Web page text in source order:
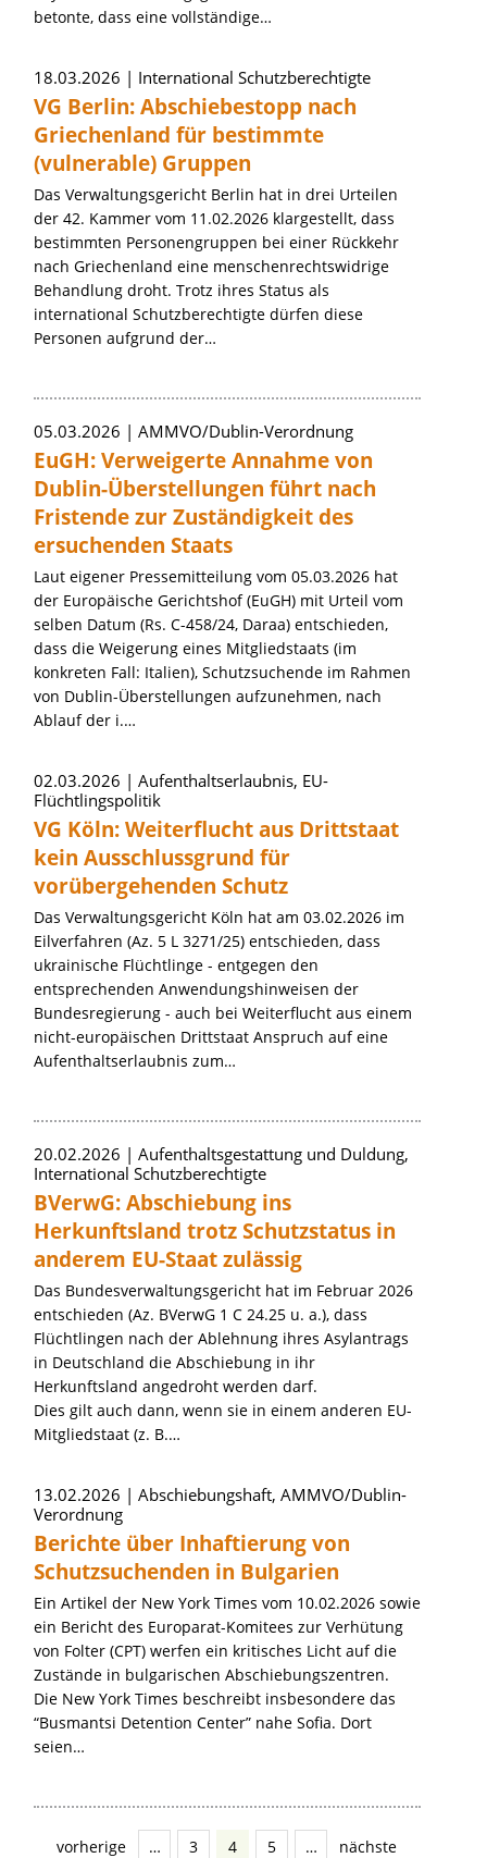
betonte, dass eine vollständige…
18.03.2026 International Schutzberechtigte
VG Berlin: Abschiebestopp nach
Griechenland für bestimmte
(vulnerable) Gruppen
Das Verwaltungsgericht Berlin hat in drei Urteilen
der 42. Kammer vom 11.02.2026 klargestellt, dass
bestimmten Personengruppen bei einer Rückkehr
nach Griechenland eine menschenrechtswidrige
Behandlung droht. Trotz ihres Status als
international Schutzberechtigte dürfen diese
Personen aufgrund der…
05.03.2026 AMMVO/Dublin-Verordnung
EuGH: Verweigerte Annahme von
Dublin-Überstellungen führt nach
Fristende zur Zuständigkeit des
ersuchenden Staats
Laut eigener Pressemitteilung vom 05.03.2026 hat
der Europäische Gerichtshof (EuGH) mit Urteil vom
selben Datum (Rs. C-458/24, Daraa) entschieden,
dass die Weigerung eines Mitgliedstaats (im
konkreten Fall: Italien), Schutzsuchende im Rahmen
von Dublin-Überstellungen aufzunehmen, nach
Ablauf der i.…
02.03.2026
Aufenthaltserlaubnis, EU-
Flüchtlingspolitik
VG Köln: Weiterflucht aus Drittstaat
kein Ausschlussgrund für
vorübergehenden Schutz
Das Verwaltungsgericht Köln hat am 03.02.2026 im
Eilverfahren (Az. 5 L 3271/25) entschieden, dass
ukrainische Flüchtlinge - entgegen den
entsprechenden Anwendungshinweisen der
Bundesregierung - auch bei Weiterflucht aus einem
nicht-europäischen Drittstaat Anspruch auf eine
Aufenthaltserlaubnis zum…
20.02.2026
Aufenthaltsgestattung und Duldung,
International Schutzberechtigte
BVerwG: Abschiebung ins
Herkunftsland trotz Schutzstatus in
anderem EU-Staat zulässig
Das Bundesverwaltungsgericht hat im Februar 2026
entschieden (Az. BVerwG 1 C 24.25 u. a.), dass
Flüchtlingen nach der Ablehnung ihres Asylantrags
in Deutschland die Abschiebung in ihr
Herkunftsland angedroht werden darf.
Dies gilt auch dann, wenn sie in einem anderen EU-
Mitgliedstaat (z. B.…
13.02.2026
Abschiebungshaft, AMMVO/Dublin-
Verordnung
Berichte über Inhaftierung von
Schutzsuchenden in Bulgarien
Ein Artikel der New York Times vom 10.02.2026 sowie
ein Bericht des Europarat-Komitees zur Verhütung
von Folter (CPT) werfen ein kritisches Licht auf die
Zustände in bulgarischen Abschiebungszentren.
Die New York Times beschreibt insbesondere das
“Busmantsi Detention Center” nahe Sofia. Dort
seien…
vorherige … 3 4 5 … nächste